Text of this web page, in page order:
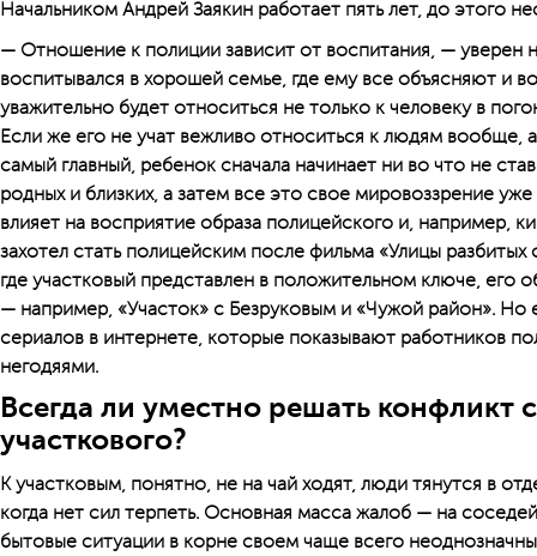
Начальником Андрей Заякин работает пять лет, до этого
— Отношение к полиции зависит от воспитания, — уверен
воспитывался в хорошей семье, где ему все объясняют и
уважительно будет относиться не только к человеку в
Если же его не учат вежливо относиться к людям вообще,
самый главный, ребенок сначала начинает ни во что не
родных и близких, а затем все это свое мировоззрение
влияет на восприятие образа полицейского и, например,
захотел стать полицейским после фильма «Улицы
где участковый представлен в положительном ключе, его
— например, «Участок» с Безруковым и «Чужой район». Но
сериалов в интернете, которые показывают работников
негодяями.
Всегда ли уместно решать конфликт
участкового?
К участковым, понятно, не на чай ходят, люди тянутся в
когда нет сил терпеть. Основная масса жалоб — на
бытовые ситуации в корне своем чаще всего